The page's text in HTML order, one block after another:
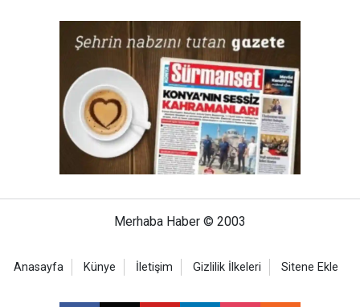
Merhaba Haber © 2003
Anasayfa Künye İletişim Gizlilik İlkeleri Sitene Ekle